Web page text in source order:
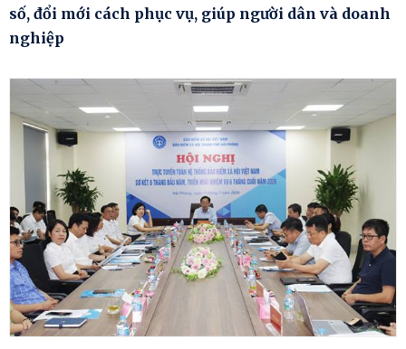
số, đổi mới cách phục vụ, giúp người dân và doanh
nghiệp